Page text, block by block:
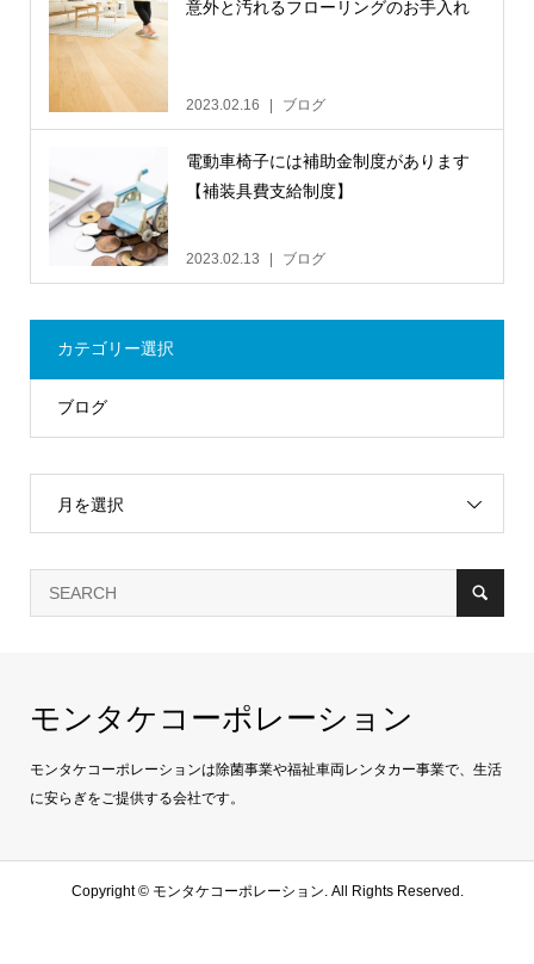
意外と汚れるフローリングのお手入れ
2023.02.16 ブログ
電動車椅子には補助金制度があります
【補装具費支給制度】
2023.02.13 ブログ
カテゴリー選択
ブログ
月を選択
モンタケコーポレーション
モンタケコーポレーションは除菌事業や福祉車両レンタカー事業で、生活
に安らぎをご提供する会社です。
Copyright ©モンタケコーポレーション. All Rights Reserved.